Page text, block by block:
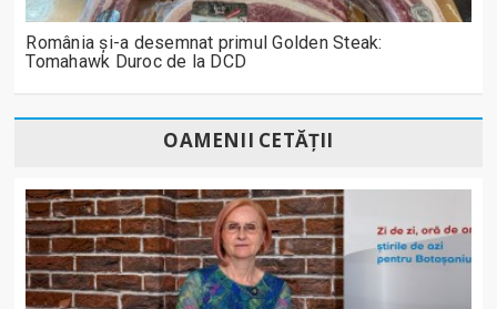
România și-a desemnat primul Golden Steak:
Tomahawk Duroc de la DCD
OAMENII CETĂȚII